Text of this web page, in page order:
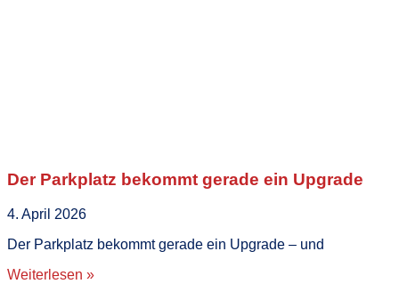
Der Parkplatz bekommt gerade ein Upgrade
4. April 2026
Der Parkplatz bekommt gerade ein Upgrade – und
Weiterlesen »